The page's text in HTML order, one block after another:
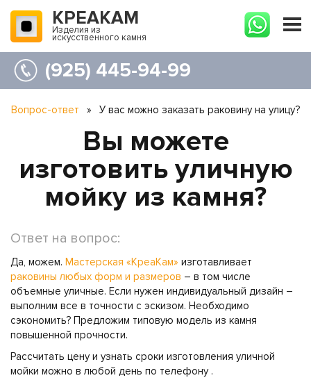
КРЕАКАМ
Изделия из
искусственного камня
(925) 445-94-99
Вопрос-ответ » У вас можно заказать раковину на улицу?
Вы можете
изготовить уличную
мойку из камня?
Ответ на вопрос:
Да, можем. Мастерская «КреаКам» изготавливает
раковины любых форм и размеров – в том числе
объемные уличные. Если нужен индивидуальный дизайн –
выполним все в точности с эскизом. Необходимо
сэкономить? Предложим типовую модель из камня
повышенной прочности.
Рассчитать цену и узнать сроки изготовления уличной
мойки можно в любой день по телефону .